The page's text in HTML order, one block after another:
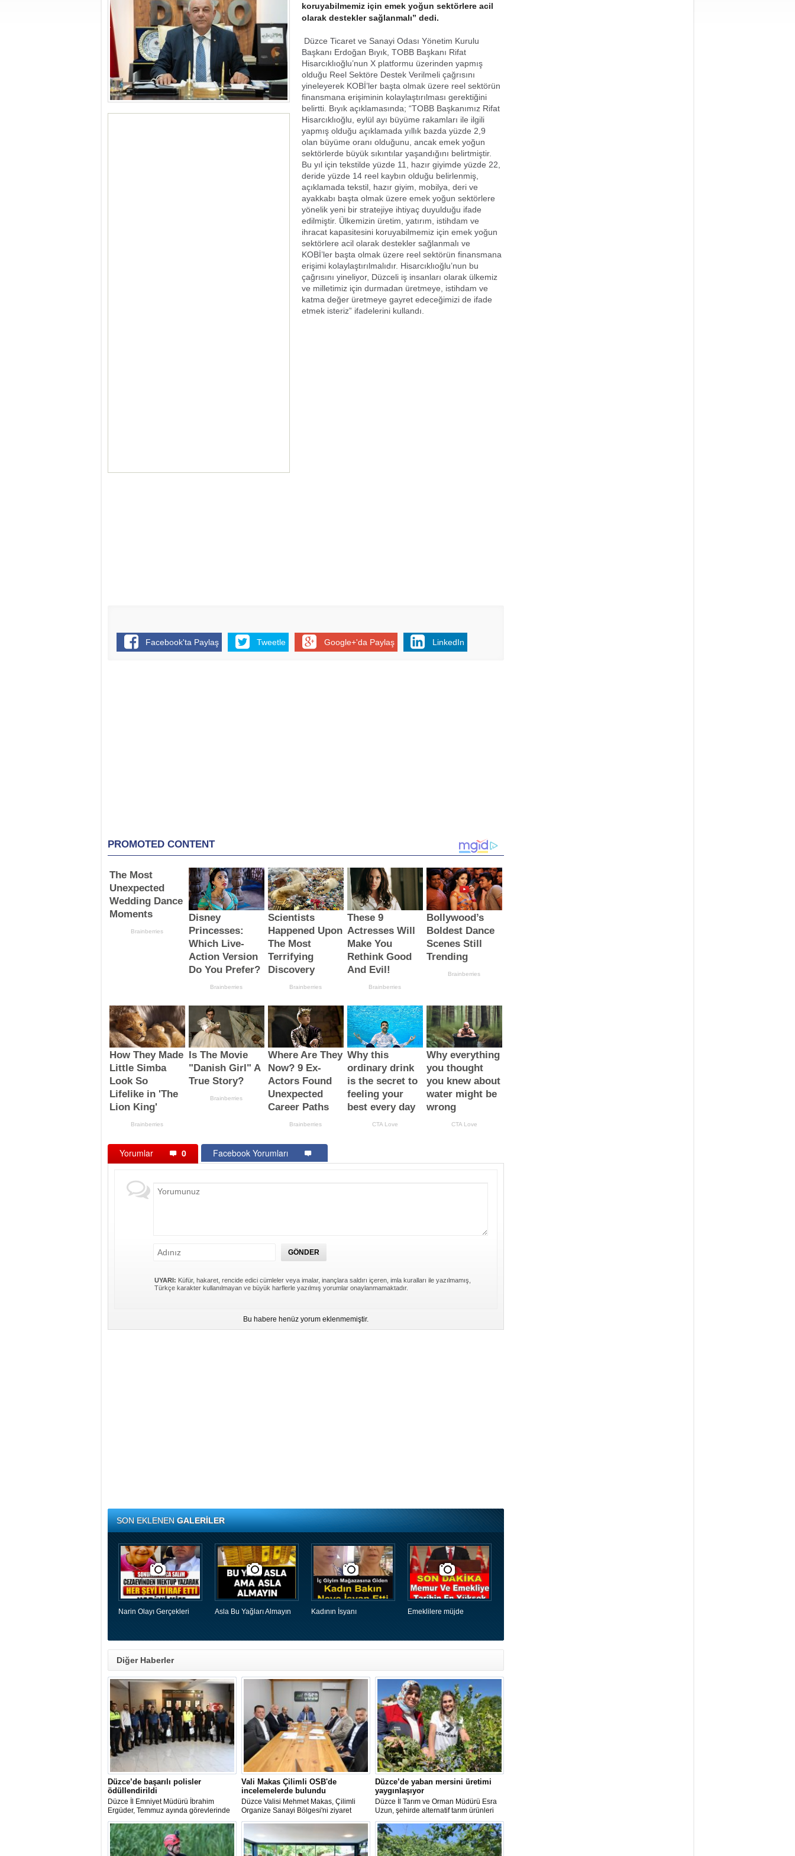
koruyabilmemiz için emek yoğun sektörlere acil
olarak destekler sağlanmalı” dedi.
Düzce Ticaret ve Sanayi Odası Yönetim Kurulu
Başkanı Erdoğan Bıyık, TOBB Başkanı Rifat
Hisarcıklıoğlu’nun X platformu üzerinden yapmış
olduğu Reel Sektöre Destek Verilmeli çağrısını
yineleyerek KOBİ’ler başta olmak üzere reel sektörün
finansmana erişiminin kolaylaştırılması gerektiğini
belirtti. Bıyık açıklamasında; “TOBB Başkanımız Rifat
Hisarcıklıoğlu, eylül ayı büyüme rakamları ile ilgili
yapmış olduğu açıklamada yıllık bazda yüzde 2,9
olan büyüme oranı olduğunu, ancak emek yoğun
sektörlerde büyük sıkıntılar yaşandığını belirtmiştir.
Bu yıl için tekstilde yüzde 11, hazır giyimde yüzde 22,
deride yüzde 14 reel kaybın olduğu belirlenmiş,
açıklamada tekstil, hazır giyim, mobilya, deri ve
ayakkabı başta olmak üzere emek yoğun sektörlere
yönelik yeni bir stratejiye ihtiyaç duyulduğu ifade
edilmiştir. Ülkemizin üretim, yatırım, istihdam ve
ihracat kapasitesini koruyabilmemiz için emek yoğun
sektörlere acil olarak destekler sağlanmalı ve
KOBİ’ler başta olmak üzere reel sektörün finansmana
erişimi kolaylaştırılmalıdır. Hisarcıklıoğlu’nun bu
çağrısını yineliyor, Düzceli iş insanları olarak ülkemiz
ve milletimiz için durmadan üretmeye, istihdam ve
katma değer üretmeye gayret edeceğimizi de ifade
etmek isteriz” ifadelerini kullandı.
Facebook'ta Paylaş Tweetle Google+'da Paylaş LinkedIn
Yorumlar 0 Facebook Yorumları
UYARI: Küfür, hakaret, rencide edici cümleler veya imalar, inançlara saldırı içeren, imla kuralları ile yazılmamış,
Türkçe karakter kullanılmayan ve büyük harflerle yazılmış yorumlar onaylanmamaktadır.
Bu habere henüz yorum eklenmemiştir.
SON EKLENENGALERİLER
Narin Olayı Gerçekleri Asla Bu Yağları Almayın Kadının İsyanı Emeklilere müjde
Diğer Haberler
Düzce’de başarılı polisler
ödüllendirildi
Düzce İl Emniyet Müdürü İbrahim
Ergüder, Temmuz ayında görevlerinde
üstün başarı ve özveri gösteren emniyet
personelini teşekkür belgesi ve hediye
ile ödüllendirdi.
Vali Makas Çilimli OSB'de
incelemelerde bulundu
Düzce Valisi Mehmet Makas, Çilimli
Organize Sanayi Bölgesi'ni ziyaret
ederek yürütülen çalışmalar, devam
gelişim hedefleri hakkında yetkililerden
bilgi aldı.
Düzce’de yaban mersini üretimi
yaygınlaşıyor
Düzce İl Tarım ve Orman Müdürü Esra
Uzun, şehirde alternatif tarım ürünleri
yetiştiren kadın üretici Simge Tokcan’a
ait yaban mersini bahçesini ziyaret etti.